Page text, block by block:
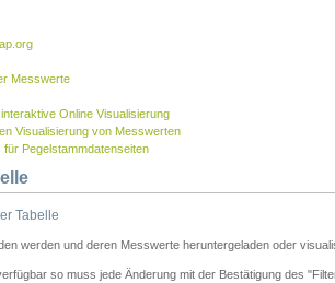
Messwerte
Online Visualisierung
Visualisierung von Messwerten
Pegelstammdatenseiten
Tabelle
werden und deren Messwerte heruntergeladen oder
so muss jede Änderung mit der Bestätigung des